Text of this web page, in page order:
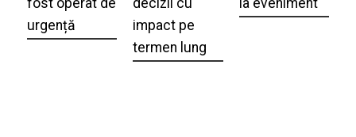
urgență
impact pe
termen lung